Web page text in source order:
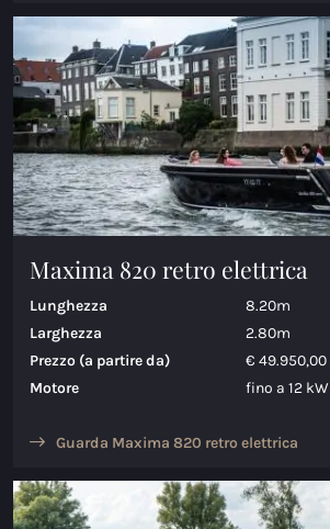
Maxima 820 retro elettrica
Lunghezza
8.20m
Larghezza
2.80m
Prezzo (a partire da)
€ 49.950,00
Motore
fino a 12 kW
Guarda Maxima 820 retro elettrica